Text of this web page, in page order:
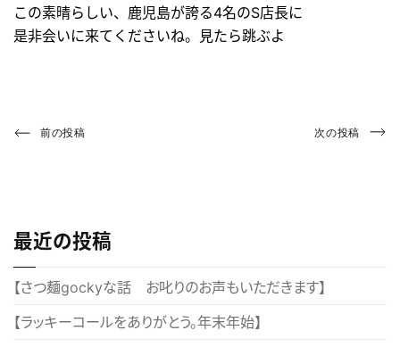
この素晴らしい、鹿児島が誇る4名のS店長に
是非会いに来てくださいね。見たら跳ぶよ
投
ゲ
ー
Previous
前の投稿
Next
次の投稿
最近の投稿
【さつ麺gockyな話 お叱りのお声もいただきます】
【ラッキーコールをありがとう。年末年始】